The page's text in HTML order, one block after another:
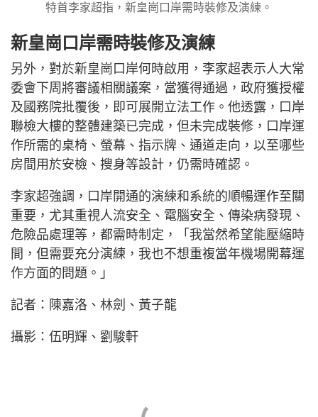
特首李家超指，新皇崗口岸需時裝修及演練。
新皇崗口岸需時裝修及演練
另外，對於新皇崗口岸何時啟用，李家超表示人大常
委會下周將審議相關議案，當獲得通過，政府獲授權
及國務院批覆後，即可展開立法工作。他透露，口岸
聯檢大樓的整體建築已完成，但未完成裝修，口岸運
作所需的桌椅、螢幕、指示牌、通道走向，以至哪些
房間用於安檢、搜身等設計，仍需時確認。
李家超強調，口岸開通的演練和系統的順暢運作至關
重要，尤其重視人流安全、電腦安全、傳染病發現、
危險品處理等，都需時制定，「我當然希望能壓縮時
間，但需要充分演練，我也不想重複當年機場開幕運
作方面的問題。」
記者：陳嘉洛、林劍、黃子龍
攝影：伍明輝、劉駿軒